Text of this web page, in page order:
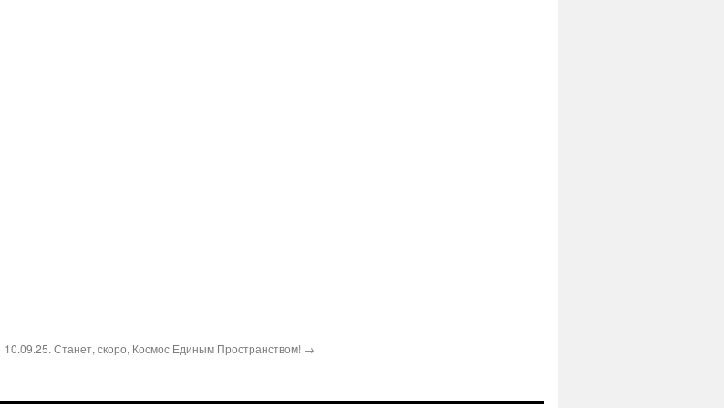
10.09.25. Станет, скоро, Космос Единым Пространством! →